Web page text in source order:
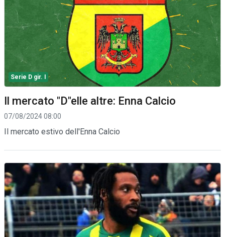
Serie D gir. I
Il mercato "D"elle altre: Enna Calcio
07/08/2024 08:00
Il mercato estivo dell'Enna Calcio